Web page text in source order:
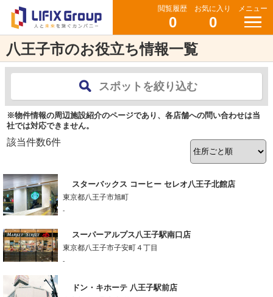
閲覧履歴
0
お気に入り
0
メニュー
八王子市のお役立ち情報一覧
スポットを絞り込む
※物件情報の周辺施設紹介のページであり、各店舗への問い合わせは当
社では対応できません。
該当件数6件
スターバックス コーヒー セレオ八王子北館店
東京都八王子市旭町
-
スーパーアルプス八王子駅南口店
東京都八王子市子安町４丁目
-
ドン・キホーテ 八王子駅前店